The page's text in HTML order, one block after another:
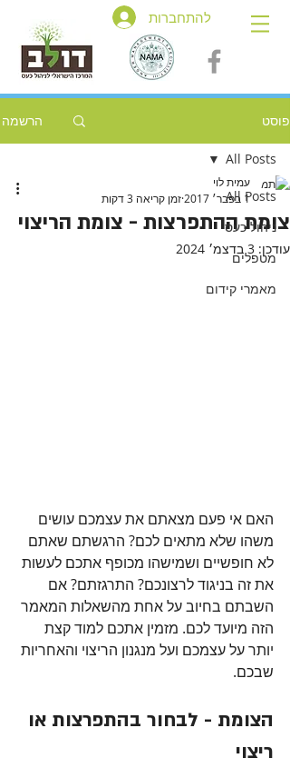
להתחברות
פוסט הרשמה
All Posts
ניהול כעס
מטפלים
מאמרי קידום
All Posts
צומת ההתפרצות - צומת הריצוי
עמית לוי
1 בפבר׳ 2017
זמן קריאה 3 דקות
עודכן: 3 בדצמ׳ 2024
האם אי פעם מצאתם את עצמכם עושים
משהו שלא מתאים לכם? הרגשתם שאתם
לא חופשיים ושמישהו מכופף אתכם לעשות
את זה בניגוד לרצונכם? התרגזתם? אם
השבתם בחיוב על אחת מהשאלות המאמר
הזה מיועד לכם. מזמין אתכם למוד קצת
יותר על עצמכם ועל מנגנון הריצוי והאחריות
שבכם.
הצומת - לבחור בהתפרצות או
ריצוי